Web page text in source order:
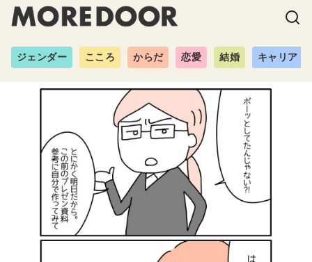
ジェンダー こころ からだ 恋愛 結婚 キャリア